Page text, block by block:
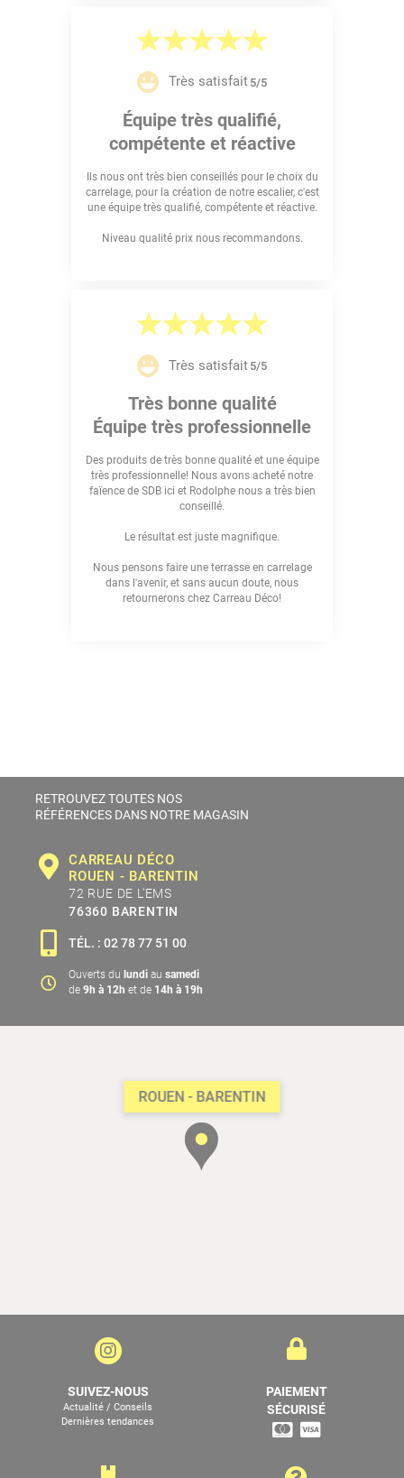
Très satisfait 5/5
Équipe très qualifié,
compétente et réactive
Ils nous ont très bien conseillés pour le choix du
carrelage, pour la création de notre escalier, c'est
une équipe très qualifié, compétente et réactive.
Niveau qualité prix nous recommandons.
Très satisfait 5/5
Très bonne qualité
Équipe très professionnelle
Des produits de très bonne qualité et une équipe
très professionnelle! Nous avons acheté notre
faïence de SDB ici et Rodolphe nous a très bien
conseillé.
Le résultat est juste magnifique.
Nous pensons faire une terrasse en carrelage
dans l'avenir, et sans aucun doute, nous
retournerons chez Carreau Déco!
RETROUVEZ TOUTES NOS
RÉFÉRENCES DANS NOTRE MAGASIN
CARREAU DÉCO
ROUEN - BARENTIN
72 RUE DE L'EMS
76360 BARENTIN
TÉL. : 02 78 77 51 00
Ouverts du lundi au samedi
de 9h à 12h et de 14h à 19h
ROUEN - BARENTIN
SUIVEZ-NOUS
Actualité / Conseils
Dernières tendances
PAIEMENT
SÉCURISÉ